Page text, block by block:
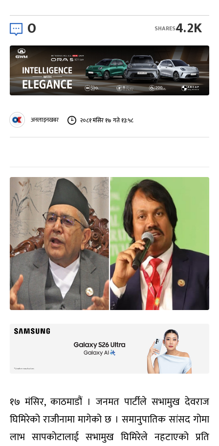
0 4.2K
SHARES
अनलाइनखबर २०८१ मंसिर १७ गते १३:५८
१७ मंसिर, काठमाडौं । जनमत पार्टीले सभामुख देवराज
घिमिरेको राजीनामा मागेको छ । समानुपातिक सांसद गोमा
लाभ सापकोटालाई सभामुख घिमिरेले नहटाएको प्रति